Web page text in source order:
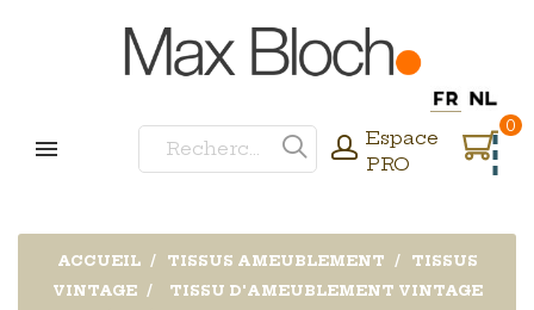
Espace
PRO
0
ACCUEIL TISSUS AMEUBLEMENT
TISSUS
VINTAGE
TISSU D'AMEUBLEMENT VINTAGE